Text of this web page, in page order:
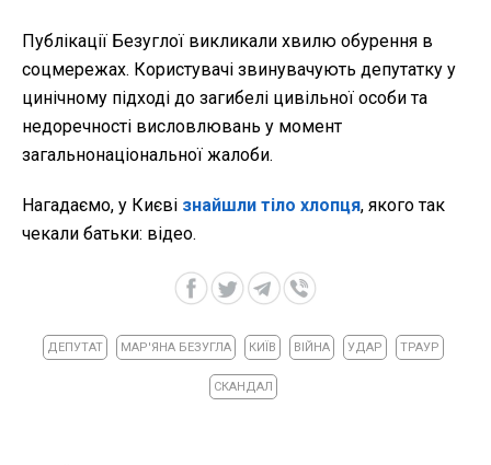
Публікації Безуглої викликали хвилю обурення в
соцмережах. Користувачі звинувачують депутатку у
цинічному підході до загибелі цивільної особи та
недоречності висловлювань у момент
загальнонаціональної жалоби.
Нагадаємо, у Києві знайшли тіло хлопця, якого так
чекали батьки: відео.
ДЕПУТАТ МАР'ЯНА БЕЗУГЛА КИЇВ ВІЙНА УДАР ТРАУР
СКАНДАЛ